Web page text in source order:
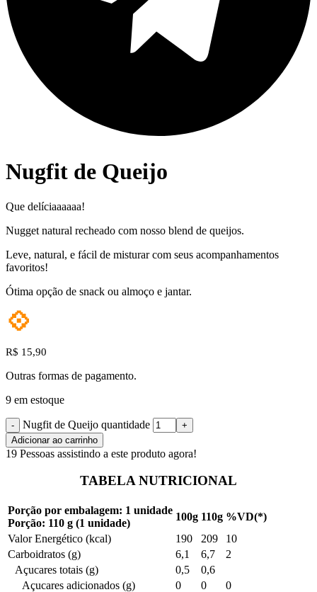
Nugfit de Queijo
Que delíciaaaaaa!
Nugget natural recheado com nosso blend de queijos.
Leve, natural, e fácil de misturar com seus acompanhamentos
favoritos!
Ótima opção de snack ou almoço e jantar.
💠
R$ 15,90
Outras formas de pagamento.
9 em estoque
Nugfit de Queijo quantidade
Adicionar ao carrinho
19 Pessoas assistindo a este produto agora!
TABELA NUTRICIONAL
Porção por embalagem: 1 unidade
Porção: 110 g (1 unidade)
100g 110g %VD(*)
Valor Energético (kcal)
190 209
10
Carboidratos (g)
6,1 6,7
2
Açucares totais (g)
0,5
0,6
Açucares adicionados (g)
0 0
0